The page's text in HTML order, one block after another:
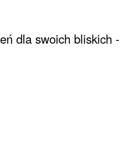
dla swoich bliskich -